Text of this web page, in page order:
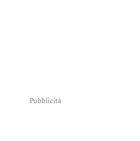
Pubblicità